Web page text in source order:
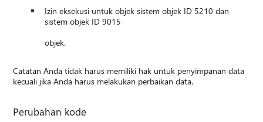
Izin eksekusi untuk objek sistem objek ID 5210 dan
sistem objek ID 9015
objek.
Catatan Anda tidak harus memiliki hak untuk penyimpanan data
kecuali jika Anda harus melakukan perbaikan data.
Perubahan kode